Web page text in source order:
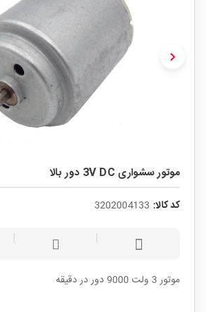
chevron_right
موتور سشواری 3V DC دور بالا
کد کالا: 3202004133
موتور 3 ولت 9000 دور در دقیقه